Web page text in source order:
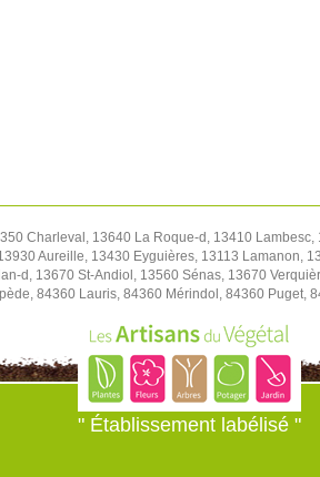
Charleval, 13640 La Roque-d, 13410
Aureille, 13430 Eyguières, 13113 Lamanon,
d, 13670 St-Andiol, 13560 Sénas, 13670
84360 Lauris, 84360 Mérindol, 84360 Puget,
" Établissement labélisé "